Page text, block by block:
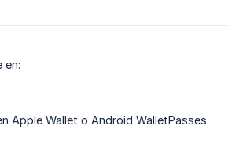
en:
Apple Wallet o Android WalletPasses.